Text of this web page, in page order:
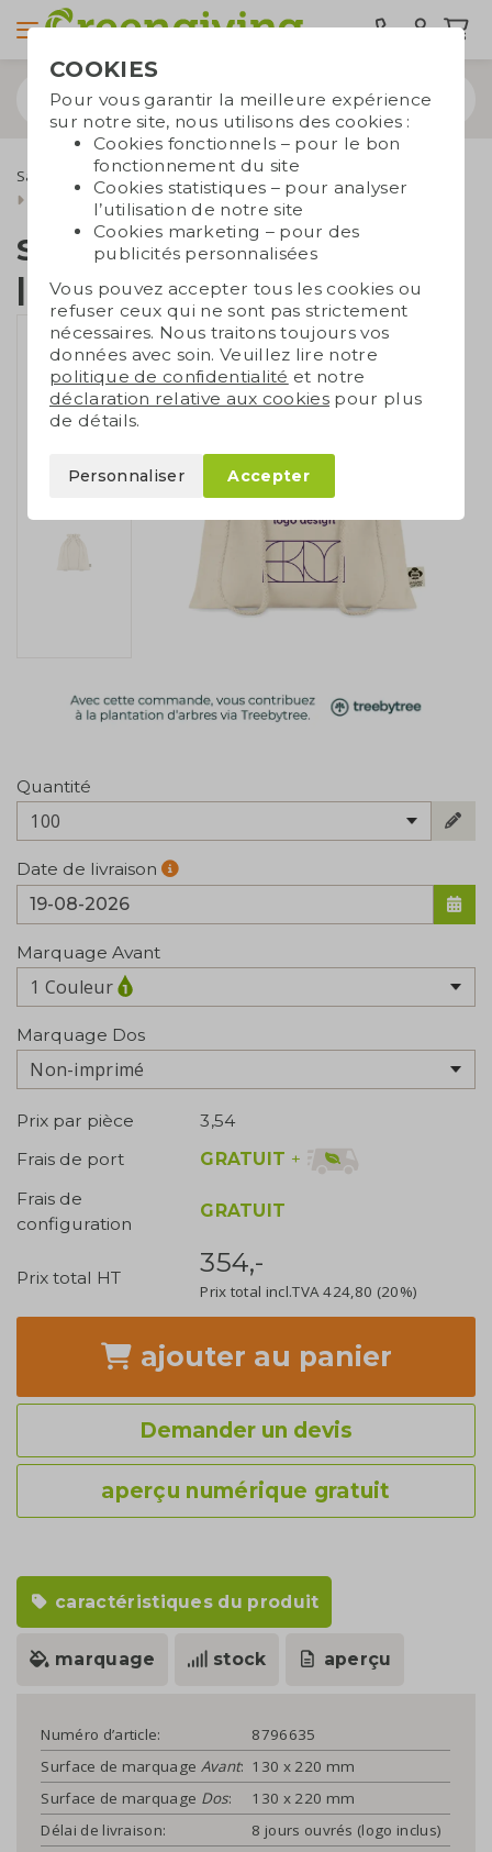
Sacs durables Sacs publicitaires
Sacs en coton
Sacs en coton écru
Sac cadeau | Coton bio | Moyen
Sac cadeau | Coton bio
| Moyen
Quantité
100
Date de livraison
Marquage Avant
1 Couleur
Marquage Dos
Non-imprimé
Prix par pièce
3,54
Frais de port
GRATUIT +
Frais de
configuration
GRATUIT
Prix total HT 354,-
Prix total incl.TVA424,80 (20%)
ajouter au panier
Demander un devis
aperçu numérique gratuit
caractéristiques du produit
marquage stock aperçu
Numéro d’article:
8796635
Surface de marquage Avant: 130 x 220 mm
Surface de marquage Dos:
130 x 220 mm
Délai de livraison:
8 jours ouvrés (logo inclus)
COOKIES
Pour vous garantir la meilleure expérience
sur notre site, nous utilisons des cookies :
Cookies fonctionnels – pour le bon
fonctionnement du site
Cookies statistiques – pour analyser
l’utilisation de notre site
Cookies marketing – pour des
publicités personnalisées
Vous pouvez accepter tous les cookies ou
refuser ceux qui ne sont pas strictement
nécessaires. Nous traitons toujours vos
données avec soin. Veuillez lire notre
politique de confidentialité et notre
déclaration relative aux cookies pour plus
de détails.
Personnaliser Accepter